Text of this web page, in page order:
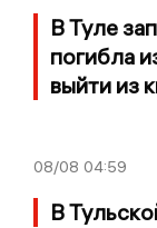
В Туле
погибла
выйти из
08/08 04:59
В